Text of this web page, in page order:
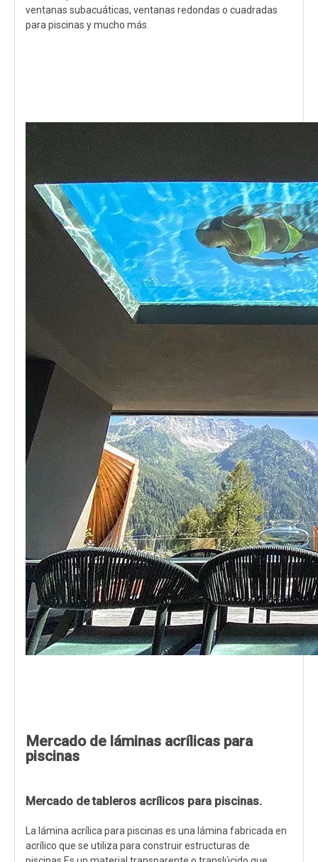
ventanas subacuáticas, ventanas redondas o cuadradas
para piscinas y mucho más.
Mercado de láminas acrílicas para
piscinas
Mercado de tableros acrílicos para piscinas.
La lámina acrílica para piscinas es una lámina fabricada en
acrílico que se utiliza para construir estructuras de